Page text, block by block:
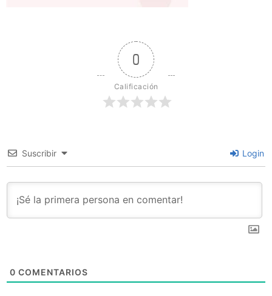
0
Calificación
Suscribir Login
0 COMENTARIOS